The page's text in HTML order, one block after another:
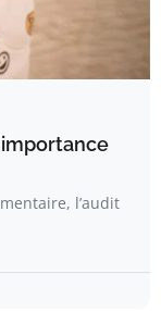
l’audit